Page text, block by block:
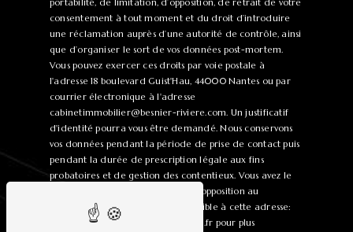
portabilité, de limitation, d’opposition, de retrait de votre
consentement à tout moment et du droit d’introduire
une réclamation auprès d’une autorité de contrôle, ainsi
que d’organiser le sort de vos données post-mortem.
Vous pouvez exercer ces droits par voie postale à
l'adresse 18 boulevard Guist'Hau, 44000 Nantes ou par
courrier électronique à l'adresse
cabinetimmobilier@besnier-riviere.com. Un justificatif
d'identité pourra vous être demandé. Nous conservons
vos données pendant la période de prise de contact puis
pendant la durée de prescription légale aux fins
probatoires et de gestion des contentieux. Vous avez le
droit de vous inscrire sur la liste d'opposition au
démarchage téléphonique, disponible à cette adresse:
Bloctel.gouv.fr. Consultez le site cnil.fr pour plus